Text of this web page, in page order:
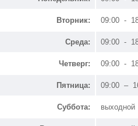
Вторник: 09:00 -
Среда: 09:00 -
Четверг: 09:00 -
Пятница: 09:00 –
Суббота: выходной